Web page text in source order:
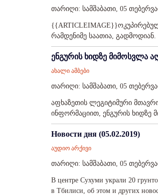
თარიღი: სამშაბათი, 05
რამდენიმე საათია,
ენგურის ხიდზე მიმოსვლა
ახალი ამბები
თარიღი: სამშაბათი, 05
აფხაზეთის ლეგიტიმური
ინფორმაციით, ენგურის ხიდზე
Новости дня (05.02.2019)
აუდიო არქივი
თარიღი: სამშაბათი, 05
В центре Сухуми украли 20
в Тбилиси, об этом и других